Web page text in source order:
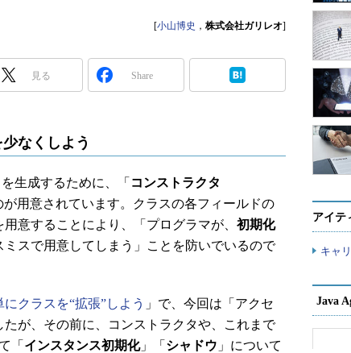
Master of IP Network
Security & Trust
[小山博史 ， 株式会社ガリレオ]
見る Share
なくしよう
生成するために、「 コンストラクタ
が用意されています。クラスの各フィールドの
意することにより、「プログラマが、 初期化
スで用意してしまう」ことを防いでいるので
クラスを“拡張”しよう 」で、今回は「アクセ
が、その前に、コンストラクタや、これまで
「 インスタンス初期化」「 シャドウ 」について
アイテ
キャ
Java